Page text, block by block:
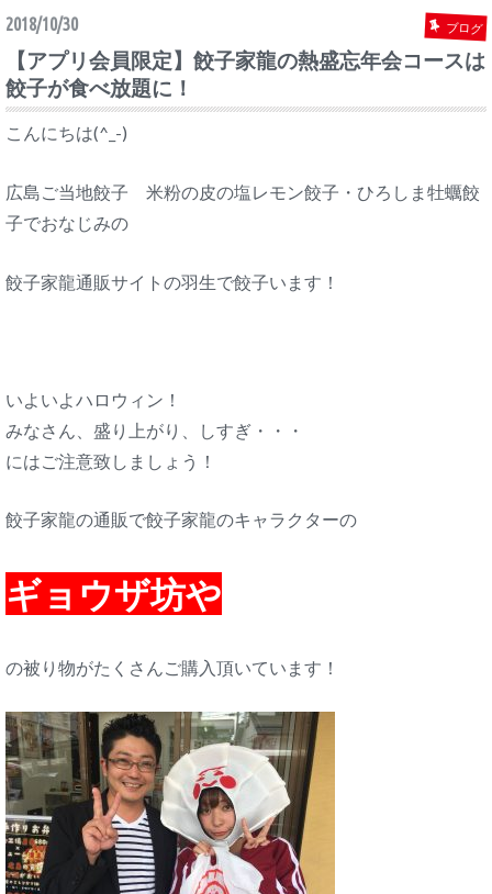
2018/10/30 ブログ
【アプリ会員限定】餃子家龍の熱盛忘年会コースは
餃子が食べ放題に！
こんにちは(^_-)
広島ご当地餃子 米粉の皮の塩レモン餃子・ひろしま牡蠣餃
子でおなじみの
餃子家龍通販サイトの羽生で餃子います！
いよいよハロウィン！
みなさん、盛り上がり、しすぎ・・・
にはご注意致しましょう！
餃子家龍の通販で餃子家龍のキャラクターの
ギョウザ坊や
の被り物がたくさんご購入頂いています！